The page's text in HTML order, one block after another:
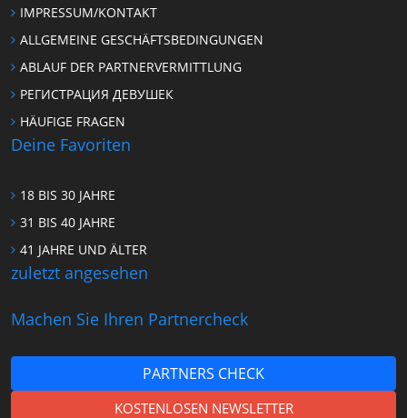
IMPRESSUM/KONTAKT
ALLGEMEINE GESCHÄFTSBEDINGUNGEN
ABLAUF DER PARTNERVERMITTLUNG
РЕГИСТРАЦИЯ ДЕВУШЕК
HÄUFIGE FRAGEN
Deine Favoriten
18 BIS 30 JAHRE
31 BIS 40 JAHRE
41 JAHRE UND ÄLTER
zuletzt angesehen
Machen Sie Ihren Partnercheck
PARTNERS CHECK
KOSTENLOSEN NEWSLETTER